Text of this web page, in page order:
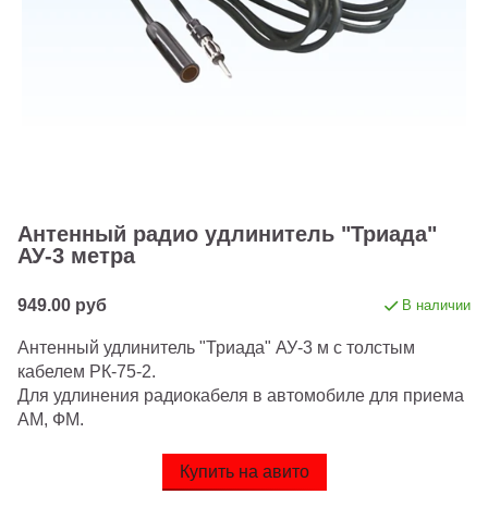
Антенный радио удлинитель "Триада"
АУ-3 метра
949.00 руб В наличии
Антенный удлинитель "Триада" АУ-3 м с толстым
кабелем РК-75-2.
Для удлинения радиокабеля в автомобиле для приема
АМ, ФМ.
Купить на авито